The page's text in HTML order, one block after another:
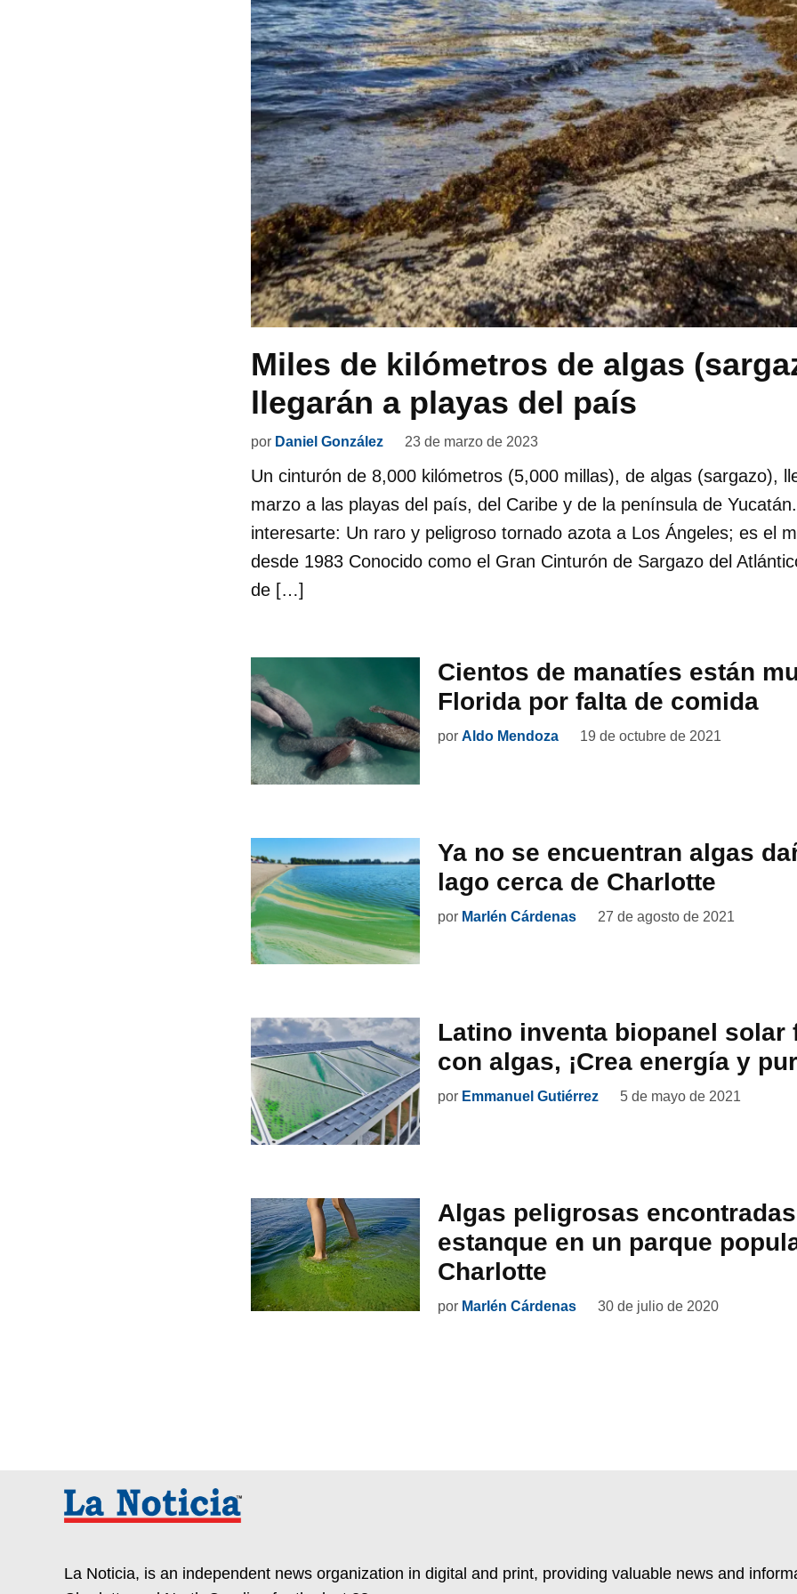
Miles de kilómetros de algas
llegarán a playas del país
por Daniel González 23 de marzo de 2023
Un cinturón de 8,000 kilómetros (5,000 millas), de algas (sargazo),
marzo a las playas del país, del Caribe y de la península de
interesarte: Un raro y peligroso tornado azota a Los Ángeles; es el
desde 1983 Conocido como el Gran Cinturón de Sargazo del
de […]
Cientos de manatíes están
Florida por falta de comida
por Aldo Mendoza 19 de octubre de 2021
Ya no se encuentran algas
lago cerca de Charlotte
por Marlén Cárdenas 27 de agosto de 2021
Latino inventa biopanel solar
con algas, ¡Crea energía y
por Emmanuel Gutiérrez 5 de mayo de 2021
Algas peligrosas
estanque en un parque
Charlotte
por Marlén Cárdenas 30 de julio de 2020
La Noticia, is an independent news organization in digital and print, providing valuable news and